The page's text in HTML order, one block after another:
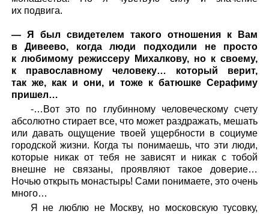
их подвига.
— Я был свидетелем такого отношения к Вам
в Дивеево, когда люди подходили не просто
к любимому режиссеру Михалкову, но к своему,
к православному человеку… который верит,
так же, как и они, и тоже к батюшке Серафиму
пришел…
-…Вот это по глубинному человеческому счету
абсолютно стирает все, что может раздражать, мешать
или давать ощущение твоей ущербности в социуме
городской жизни. Когда ты понимаешь, что эти люди,
которые никак от тебя не зависят и никак с тобой
внешне не связаны, проявляют такое доверие…
Ночью открыть монастырь! Сами понимаете, это очень
много…
Я не люблю не Москву, но московскую тусовку,